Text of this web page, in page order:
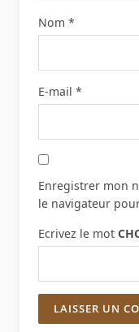
Nom *
E-mail *
Enregistrer mon
le navigateur
Ecrivez le mot